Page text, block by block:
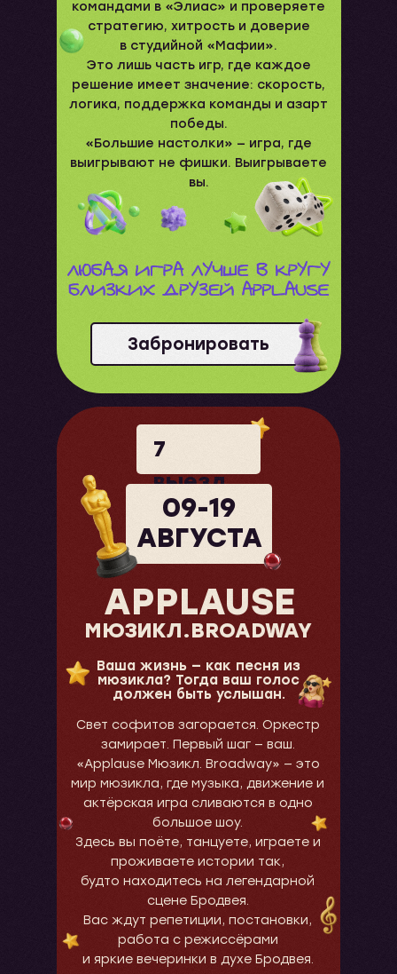
Забронировать
командами в «Элиас» и проверяете
стратегию, хитрость и доверие
в студийной «Мафии».
Это лишь часть игр, где каждое
решение имеет значение: скорость,
логика, поддержка команды и азарт
победы.
«Большие настолки» — игра, где
выигрывают не фишки. Выигрываете
вы.
7
выезд
09-19
АВГУСТА
МЮЗИКЛ.BROADWAY
APPLAUSE
Ваша жизнь — как песня из
мюзикла? Тогда ваш голос
должен быть услышан.
Свет софитов загорается. Оркестр
замирает. Первый шаг — ваш.
«Applause Мюзикл. Broadway» — это
мир мюзикла, где музыка, движение и
актёрская игра сливаются в одно
большое шоу.
Здесь вы поёте, танцуете, играете и
проживаете истории так,
будто находитесь на легендарной
сцене Бродвея.
Вас ждут репетиции, постановки,
работа с режиссёрами
и яркие вечеринки в духе Бродвея.